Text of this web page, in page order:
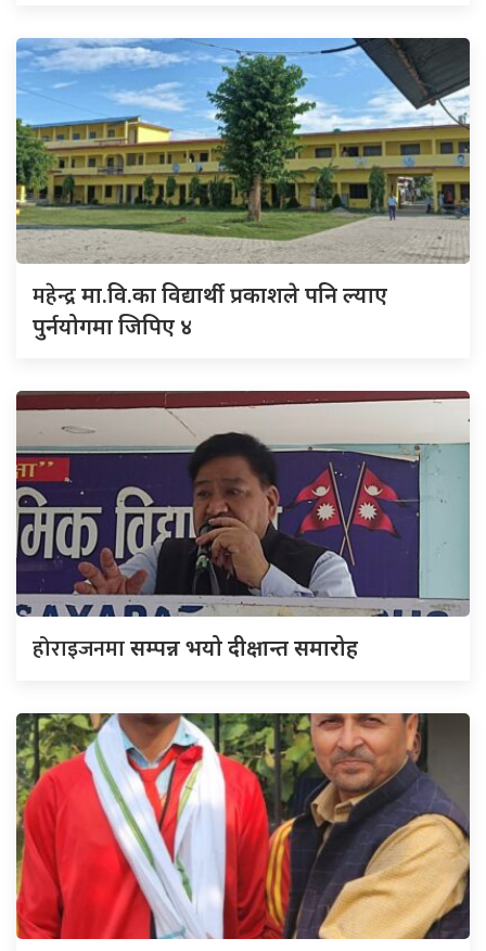
महेन्द्रमा.वि.का विद्यार्थी प्रकाशले पनि ल्याए
पुर्नयोगमा जिपिए ४
होराइजनमासम्पन्न भयो दीक्षान्त समारोह